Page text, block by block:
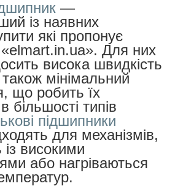
—
із наявних
які пропонує
Для них
висока швидкість
мінімальний
що робить їх
більшості типів
підшипники
для механізмів,
високими
або нагріваються